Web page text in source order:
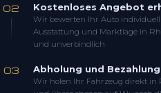
02 Kostenloses Angebot
Wir bewerten Ihr Auto
Ausstattung und Marktlage in
und unverbindlich
03 Abholung und
Wir holen Ihr Fahrzeug direkt in